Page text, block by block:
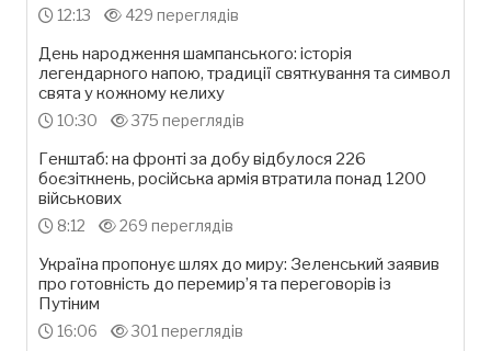
12:13 429 переглядів
День народження шампанського: історія
легендарного напою, традиції святкування та символ
свята у кожному келиху
10:30 375 переглядів
Генштаб: на фронті за добу відбулося 226
боєзіткнень, російська армія втратила понад 1200
військових
8:12 269 переглядів
Україна пропонує шлях до миру: Зеленський заявив
про готовність до перемир’я та переговорів із
Путіним
16:06 301 переглядів